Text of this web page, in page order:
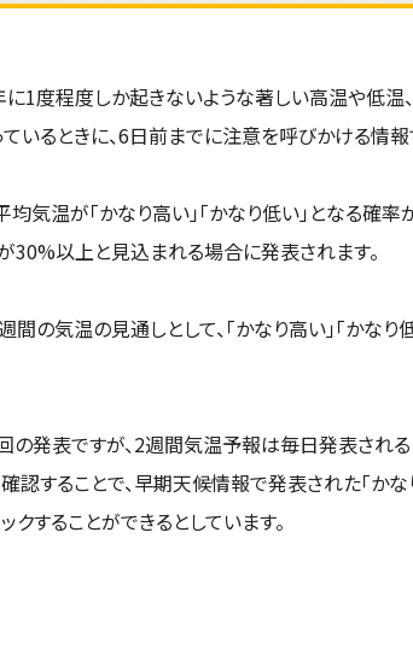
1度程度しか起きないような著しい高温や低温
いるときに、6日前までに注意を呼びかける情報
気温が「かなり高い」「かなり低い」となる確
30%以上と見込まれる場合に発表されます。
の気温の見通しとして、「かなり高い」「かな
発表ですが、2週間気温予報は毎日発表され
することで、早期天候情報で発表された「かなり
することができるとしています。